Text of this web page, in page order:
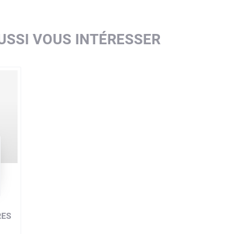
VOUS INTÉRESSER